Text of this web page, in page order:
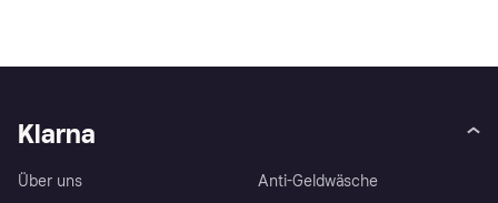
Klarna
Über uns
Anti-Geldwäsche